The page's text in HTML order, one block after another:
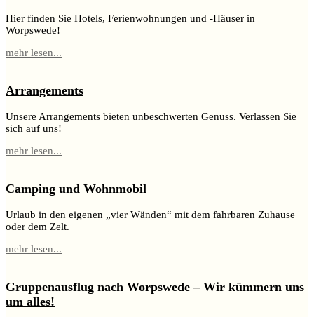
Hier finden Sie Hotels, Ferienwohnungen und -Häuser in
Worpswede!
mehr lesen...
Arrangements
Unsere Arrangements bieten unbeschwerten Genuss. Verlassen Sie
sich auf uns!
mehr lesen...
Camping und Wohnmobil
Urlaub in den eigenen „vier Wänden“ mit dem fahrbaren Zuhause
oder dem Zelt.
mehr lesen...
Gruppenausflug nach Worpswede – Wir kümmern uns
um alles!